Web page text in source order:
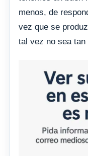
menos, de
vez que se
tal vez no sea tan